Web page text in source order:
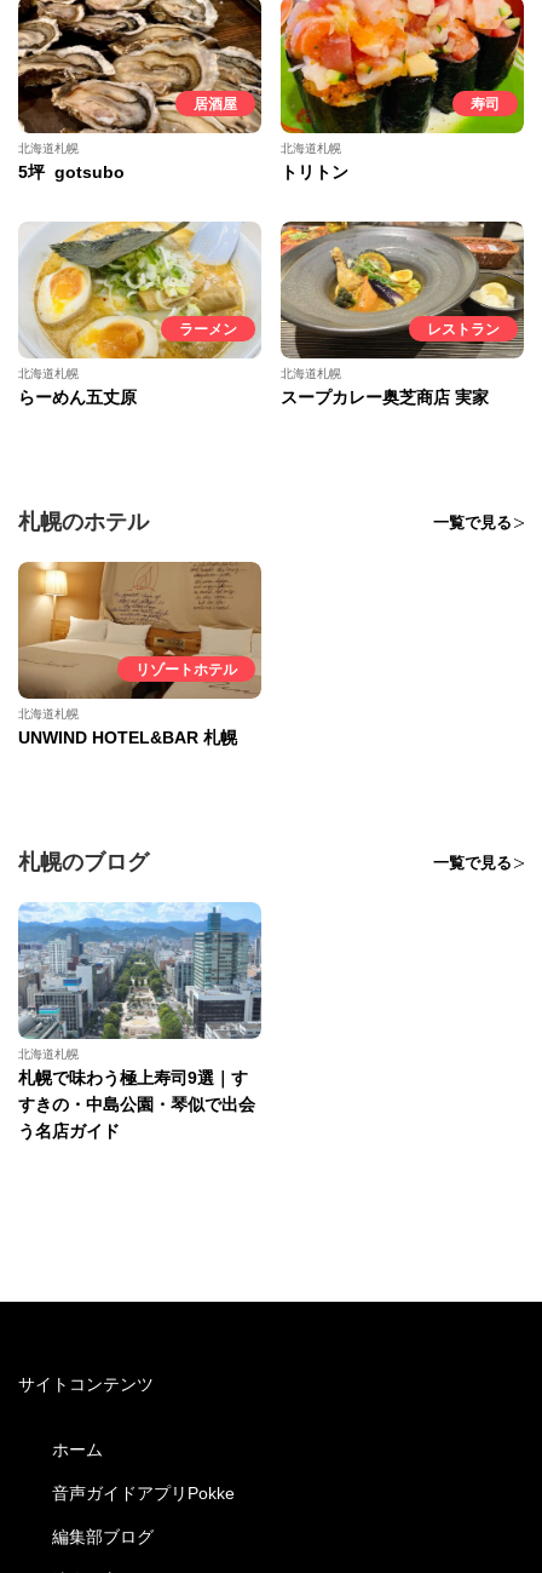
居酒屋
北海道札幌
5坪 gotsubo
寿司
北海道札幌
トリトン
ラーメン
北海道札幌
らーめん五丈原
レストラン
北海道札幌
スープカレー奥芝商店 実家
札幌のホテル 一覧で見る
リゾートホテル
北海道札幌
UNWIND HOTEL&BAR 札幌
札幌のブログ 一覧で見る
北海道札幌
札幌で味わう極上寿司9選｜す
すきの・中島公園・琴似で出会
う名店ガイド
サイトコンテンツ
ホーム
音声ガイドアプリPokke
編集部ブログ